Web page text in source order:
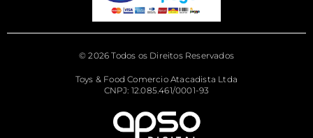
© 2026 Todos os Direitos Reservados
Toys & Food Comercio Atacadista Ltda
CNPJ: 12.085.461/0001-93